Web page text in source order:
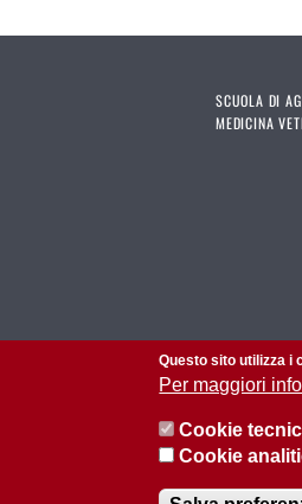
SCUOLA DI
MEDICINA
© 2026
Questo sito utilizza i
Per maggiori
Cookie
Cookie